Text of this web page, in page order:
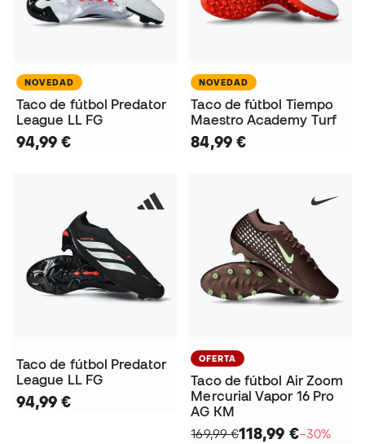
NOVEDAD
Taco de fútbol Predator
League LL FG
94,99 €
NOVEDAD
Taco de fútbol Tiempo
Maestro Academy Turf
84,99 €
Taco de fútbol Predator
League LL FG
94,99 €
OFERTA
Taco de fútbol Air Zoom
Mercurial Vapor 16 Pro
AG KM
169,99 €118,99 €−30%